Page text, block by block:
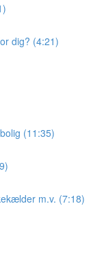
dig? (4:21)
(11:35)
m.v. (7:18)